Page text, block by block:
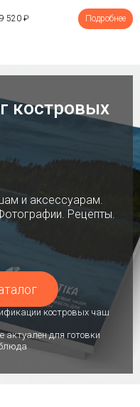
520 ₽ Подробнее
костровых
и аксессуарам.
Рецепты.
костровых чаш
актуален для готовки